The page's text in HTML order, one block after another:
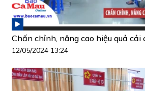
Chấn chỉnh, nâng cao hiệu quả
12/05/2024 13:24